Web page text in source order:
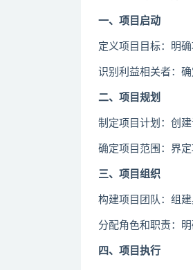
一、项目启动
定义项目目标：明
识别利益相关者：
二、项目规划
制定项目计划：创
确定项目范围：界定
三、项目组织
构建项目团队：组
分配角色和职责：
四、项目执行